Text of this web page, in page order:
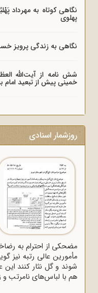
نگاهی کوتاه به مهرداد
پهلوی
نگاهی به زندگی پرویز
شش نامه از آیت‌الله
خمینی پیش از تبعید امام به
روزشمار اسنادی
مضحکی از احترام به
مأمورین عالی رتبه نیز
شوند و گل نثار کنند این
هم با لباس‌های نامرتب